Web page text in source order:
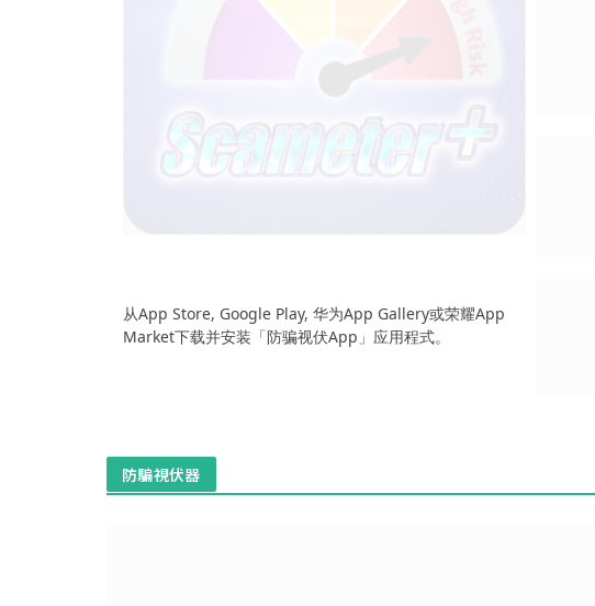
从App Store, Google Play, 华为App Gallery或荣耀App
Market下载并安装「防骗视伏App」应用程式。
防騙視伏器